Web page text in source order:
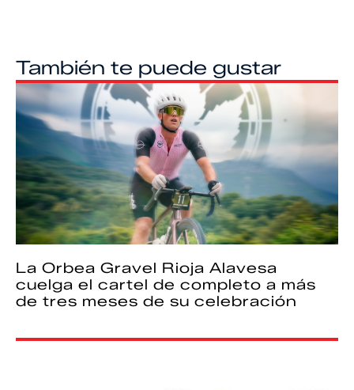
También te puede gustar
La Orbea Gravel Rioja Alavesa
cuelga el cartel de completo a más
de tres meses de su celebración